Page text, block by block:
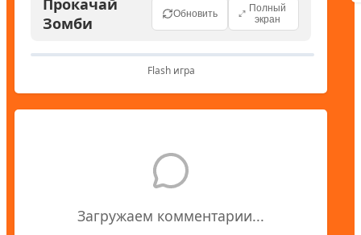
Зомби
Обновить
Полный
экран
Flash игра
Загружаем комментарии...